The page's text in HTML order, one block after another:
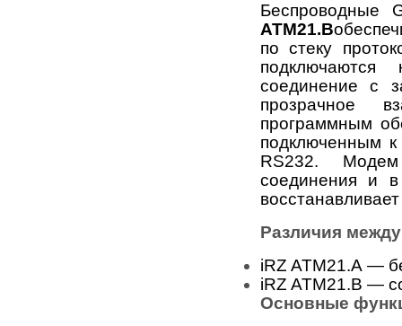
Беспроводные
ATM21.B
по стеку
соединение с
прозрачное
программным
подключенным
RS232. Модем
соединения и в
Различия
iRZ ATM21.А —
iRZ ATM21.B —
Основные